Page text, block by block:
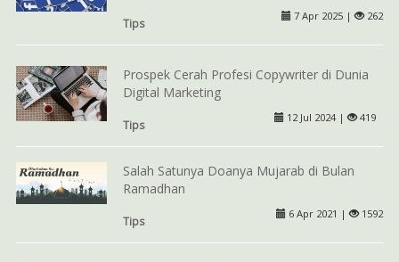
Tips
7 Apr 2025 | 262
Prospek Cerah Profesi Copywriter di Dunia
Digital Marketing
Tips
12 Jul 2024 | 419
Salah Satunya Doanya Mujarab di Bulan
Ramadhan
Tips
6 Apr 2021 | 1592